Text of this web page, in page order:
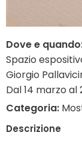
Dove e
Spazio
Giorgio
Dal 14 marzo al
Categoria:
Descrizione